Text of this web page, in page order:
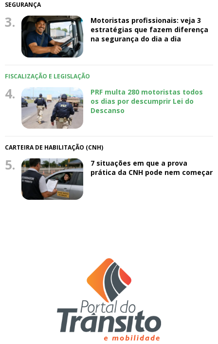
SEGURANÇA
3.
Motoristas profissionais: veja 3
estratégias que fazem diferença
na segurança do dia a dia
FISCALIZAÇÃO E LEGISLAÇÃO
4.
PRF multa 280 motoristas todos
os dias por descumprir Lei do
Descanso
CARTEIRA DE HABILITAÇÃO (CNH)
5.
7 situações em que a prova
prática da CNH pode nem começar